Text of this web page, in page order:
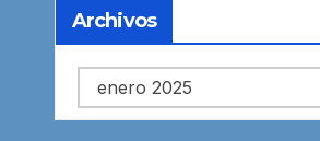
Archivos
Archivos